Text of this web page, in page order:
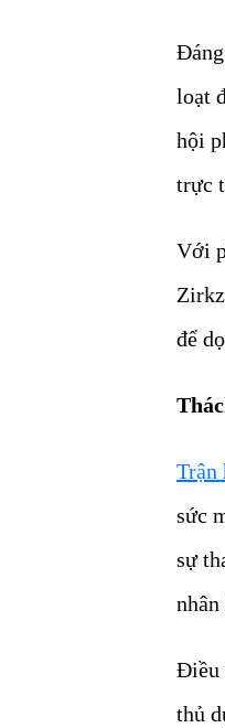
loạt
hội
trực
Với
để
Trận
sức
sự
Điều
thủ